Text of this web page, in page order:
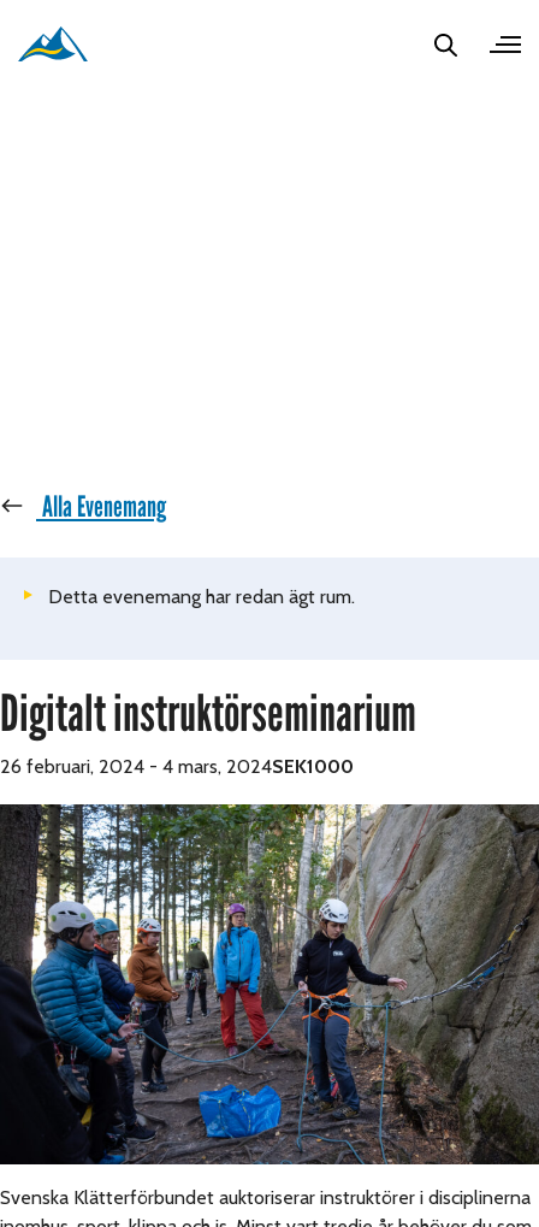
« Alla Evenemang
Detta evenemang har redan ägt rum.
Digitalt instruktörseminarium
26 februari, 2024 - 4 mars, 2024SEK1000
Svenska Klätterförbundet auktoriserar instruktörer i disciplinerna